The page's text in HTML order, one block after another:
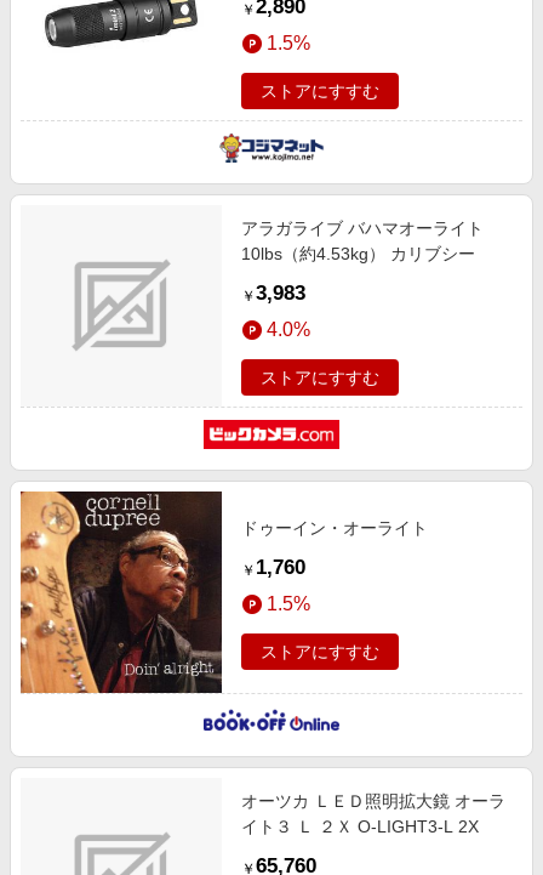
BK
￥ 2,890
1.5%
ストアにすすむ
アラガライブ バハマオーライト
10lbs（約4.53kg） カリブシー
￥ 3,983
4.0%
ストアにすすむ
ドゥーイン・オーライト
￥ 1,760
1.5%
ストアにすすむ
オーツカ ＬＥＤ照明拡大鏡 オーラ
イト３ Ｌ ２Ｘ O-LIGHT3-L 2X
￥ 65,760